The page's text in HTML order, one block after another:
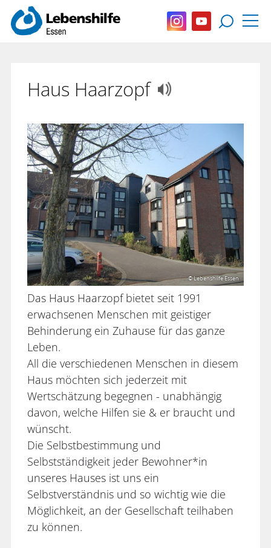
Haus Haarzopf
© Lebenshilfe Essen
Das Haus Haarzopf bietet seit 1991
erwachsenen Menschen mit geistiger
Behinderung ein Zuhause für das ganze
Leben.
All die verschiedenen Menschen in diesem
Haus möchten sich jederzeit mit
Wertschätzung begegnen - unabhängig
davon, welche Hilfen sie & er braucht und
wünscht.
Die Selbstbestimmung und
Selbstständigkeit jeder Bewohner*in
unseres Hauses ist uns ein
Selbstverständnis und so wichtig wie die
Möglichkeit, an der Gesellschaft teilhaben
zu können.